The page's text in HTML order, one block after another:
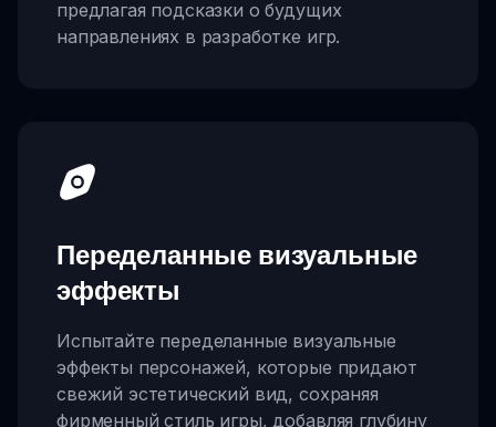
предлагая подсказки о будущих
направлениях в разработке игр.
Переделанные визуальные
эффекты
Испытайте переделанные визуальные
эффекты персонажей, которые придают
свежий эстетический вид, сохраняя
фирменный стиль игры, добавляя глубину